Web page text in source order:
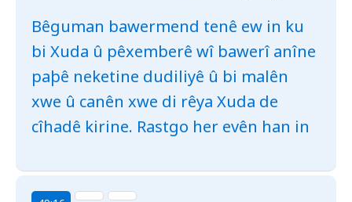
Bêguman bawermend tenê ew in ku
bi Xuda û pêxemberê wî bawerî anîne
paþê neketine dudiliyê û bi malên
xwe û canên xwe di rêya Xuda de
cîhadê kirine. Rastgo her evên han in